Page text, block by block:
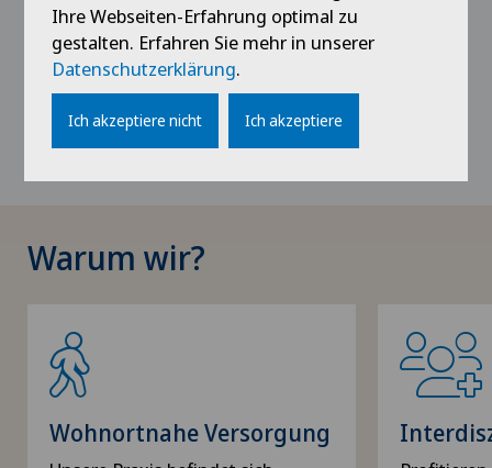
Profil ansehen
Warum wir?
Wohnortnahe Versorgung
Ihre Webseiten-Erfahrung optimal zu
gestalten. Erfahren Sie mehr in unserer
Datenschutzerklärung.
Ich akzeptiere nicht Ich akzeptiere